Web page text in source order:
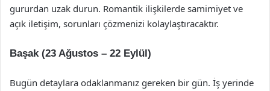
gururdan uzak durun. Romantik ilişkilerde samimiyet ve
açık iletişim, sorunları çözmenizi kolaylaştıracaktır.
Başak (23 Ağustos – 22 Eylül)
Bugün detaylara odaklanmanız gereken bir gün. İş yerinde